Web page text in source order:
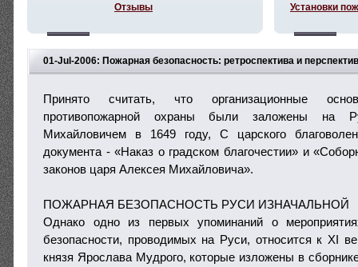
01-Jul-2006: Пожарная безопасность: ретроспектива и
Принято считать, что организационные
противопожарной охраны были заложены на
Михайловичем в 1649 году, С царского
документа - «Наказ о градском благочестии» и
законов царя Алексея Михайловича».
ПОЖАРНАЯ БЕЗОПАСНОСТЬ РУСИ ИЗНАЧАЛЬНОЙ
Однако одно из первых упоминаний о
безопасности, проводимых на Руси, относится к XI
князя Ярослава Мудрого, которые изложены в
Отзывы
Установки